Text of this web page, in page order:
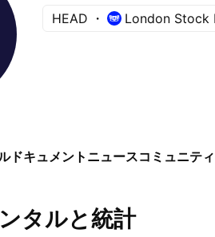
HEAD London Stock
ドキュメント ニュースコミュニティ
タルと統計